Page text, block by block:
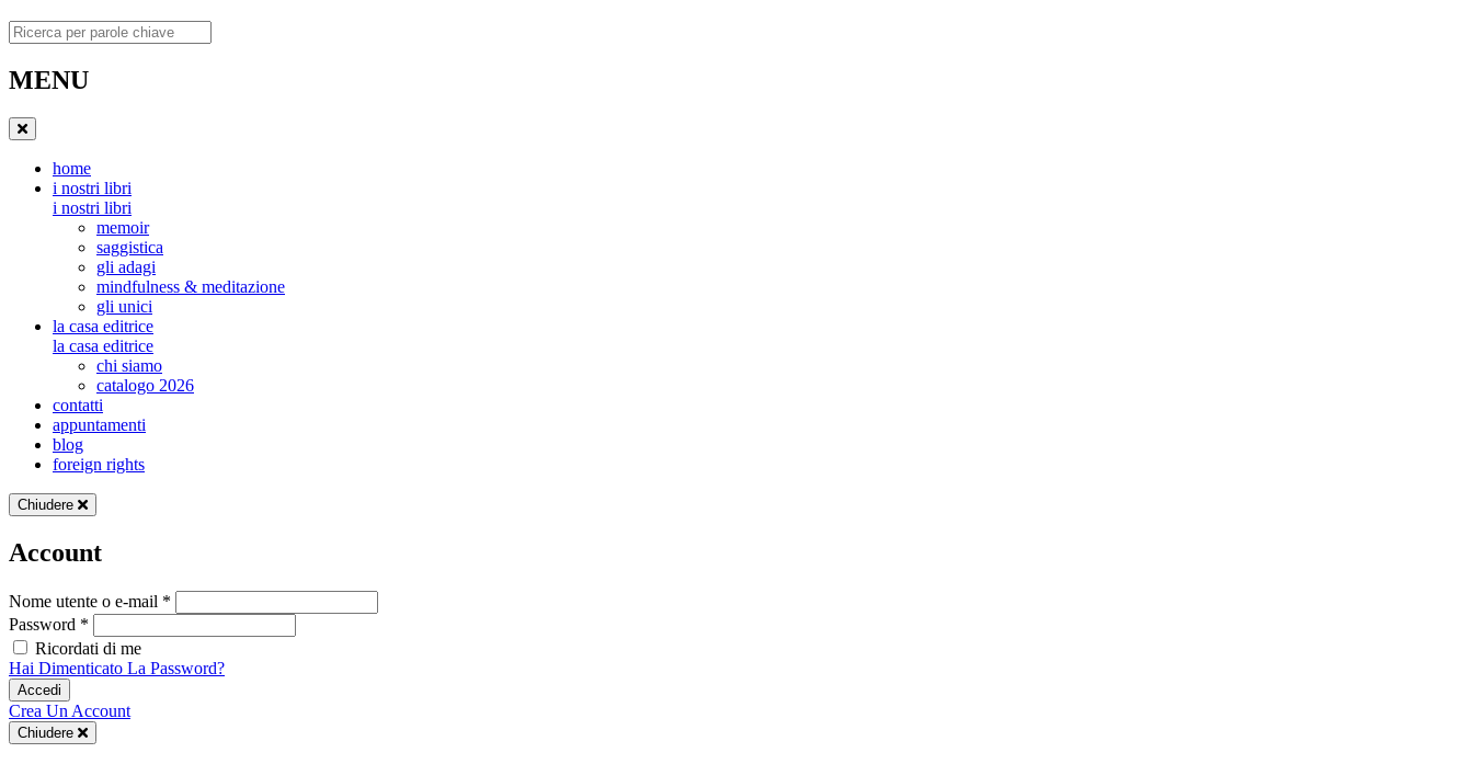
Ricerca
MENU
home
i nostri libri
i nostri libri
memoir
saggistica
gli adagi
mindfulness & meditazione
gli unici
la casa editrice
la casa editrice
chi siamo
catalogo 2026
contatti
appuntamenti
blog
foreign rights
Chiudere
Account
Nome utente o e-mail *
Password *
Ricordati di me
Hai Dimenticato La Password?
Accedi
Crea Un Account
Chiudere